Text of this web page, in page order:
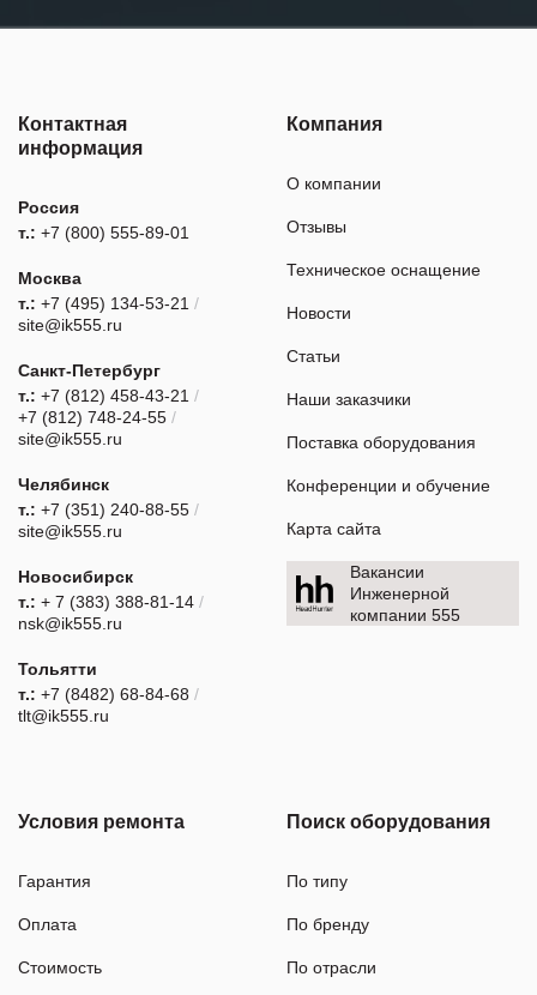
Контактная
информация
Россия
т.: +7 (800) 555-89-01
Москва
т.: +7 (495) 134-53-21 /
site@ik555.ru
Санкт-Петербург
т.: +7 (812) 458-43-21 /
+7 (812) 748-24-55 /
site@ik555.ru
Челябинск
т.: +7 (351) 240-88-55 /
site@ik555.ru
Новосибирск
т.: + 7 (383) 388-81-14 /
nsk@ik555.ru
Тольятти
т.: +7 (8482) 68-84-68 /
tlt@ik555.ru
Компания
О компании
Отзывы
Техническое оснащение
Новости
Статьи
Наши заказчики
Поставка оборудования
Конференции и обучение
Карта сайта
Вакансии
Инженерной
компании 555
Условия ремонта
Гарантия
Оплата
Стоимость
Поиск оборудования
По типу
По бренду
По отрасли